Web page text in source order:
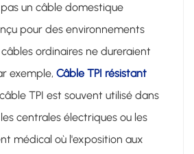
un câble domestique
pour des environnements
ordinaires ne dureraient
exemple, Câble TPI résistant
TPI est souvent utilisé dans
centrales électriques ou les
médical où l'exposition aux